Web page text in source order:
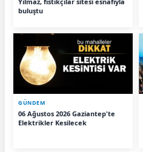
buluştu
GÜNDEM
06 Ağustos 2026 Gaziantep'te
Elektrikler Kesilecek